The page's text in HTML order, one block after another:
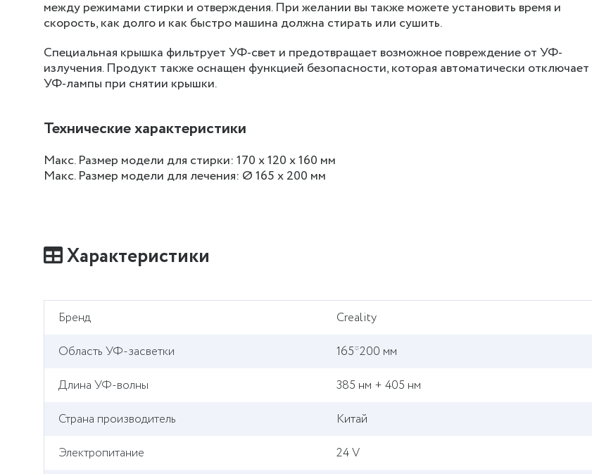
между режимами стирки и отверждения. При желании вы также можете установить время и
скорость, как долго и как быстро машина должна стирать или сушить.
Специальная крышка фильтрует УФ-свет и предотвращает возможное повреждение от УФ-
излучения. Продукт также оснащен функцией безопасности, которая автоматически отключает
УФ-лампы при снятии крышки.
Технические характеристики
Макс. Размер модели для стирки: 170 х 120 х 160 мм
Макс. Размер модели для лечения: Ø 165 x 200 мм
Характеристики
Бренд
Creality
Область УФ-засветки
165*200 мм
Длина УФ-волны
385 нм + 405 нм
Страна производитель
Китай
Электропитание
24 V